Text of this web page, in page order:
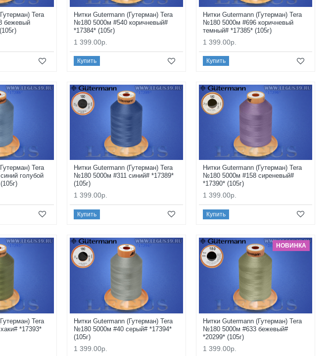
Tera
бежевый
Нитки Gutermann (Гутерман) Tera
№180 5000м #540 коричневый#
*17384* (105г)
1 399.00р.
Купить
Нитки Gutermann (Гутерман) Tera
№180 5000м #696 коричневый
темный# *17385* (105г)
1 399.00р.
Купить
Tera
голубой
Нитки Gutermann (Гутерман) Tera
№180 5000м #311 синий# *17389*
(105г)
1 399.00р.
Купить
Нитки Gutermann (Гутерман) Tera
№180 5000м #158 сиреневый#
*17390* (105г)
1 399.00р.
Купить
Tera
*17393*
Нитки Gutermann (Гутерман) Tera
№180 5000м #40 серый# *17394*
(105г)
1 399.00р.
НОВИНКА
Нитки Gutermann (Гутерман) Tera
№180 5000м #633 бежевый#
*20299* (105г)
1 399.00р.